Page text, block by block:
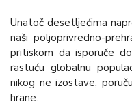
Unatoč desetljećima
naši poljoprivredno-
pritiskom da isporuče
rastuću globalnu
nikog ne izostave,
hrane.